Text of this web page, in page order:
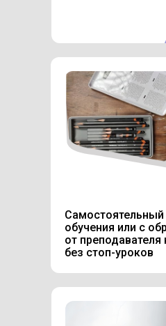
обучения или с
от
без стоп-уроков